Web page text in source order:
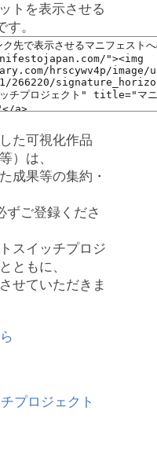
トを表示させる
。
た可視化作品
）は、
成果等の集約・
ずご登録くださ
スイッチプロジ
ともに、
せていただきま